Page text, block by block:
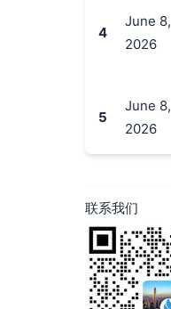
4
June 8,
2026
5
June 8,
2026
联系我们